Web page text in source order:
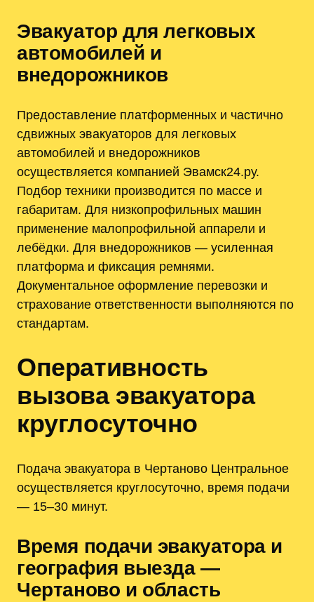
Эвакуатор для легковых
автомобилей и
внедорожников
Предоставление платформенных и частично
сдвижных эвакуаторов для легковых
автомобилей и внедорожников
осуществляется компанией Эвамск24.ру.
Подбор техники производится по массе и
габаритам. Для низкопрофильных машин
применение малопрофильной аппарели и
лебёдки. Для внедорожников — усиленная
платформа и фиксация ремнями.
Документальное оформление перевозки и
страхование ответственности выполняются по
стандартам.
Оперативность
вызова эвакуатора
круглосуточно
Подача эвакуатора в Чертаново Центральное
осуществляется круглосуточно, время подачи
— 15–30 минут.
Время подачи эвакуатора и
география выезда —
Чертаново и область